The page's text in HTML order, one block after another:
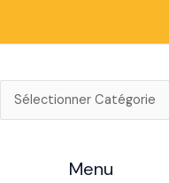
de
produits
Menu